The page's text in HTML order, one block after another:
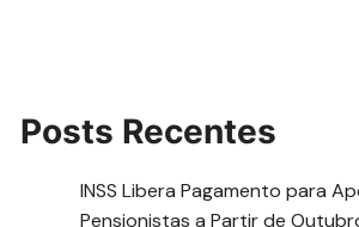
Posts Recentes
INSS Libera Pagamento para
Pensionistas a Partir de